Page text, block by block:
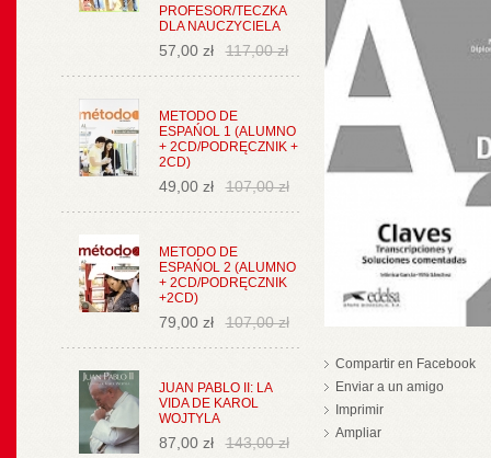
PROFESOR/TECZKA
DLA NAUCZYCIELA
57,00 zł 117,00 zł
METODO DE
ESPAŃOL 1 (ALUMNO
+ 2CD/PODRĘCZNIK +
2CD)
49,00 zł 107,00 zł
METODO DE
ESPAŃOL 2 (ALUMNO
+ 2CD/PODRĘCZNIK
+2CD)
79,00 zł 107,00 zł
JUAN PABLO II: LA
VIDA DE KAROL
WOJTYLA
87,00 zł 143,00 zł
Compartir en Facebook
Enviar a un amigo
Imprimir
Ampliar